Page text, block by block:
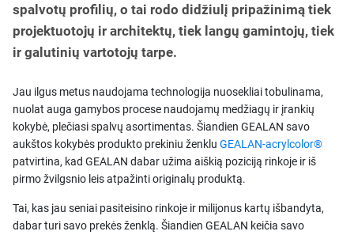
spalvotų profilių, o tai rodo didžiulį pripažinimą tiek
projektuotojų ir architektų, tiek langų gamintojų, tiek
ir galutinių vartotojų tarpe.
Jau ilgus metus naudojama technologija nuosekliai tobulinama,
nuolat auga gamybos procese naudojamų medžiagų ir įrankių
kokybė, plečiasi spalvų asortimentas. Šiandien GEALAN savo
aukštos kokybės produkto prekiniu ženklu GEALAN-acrylcolor®
patvirtina, kad GEALAN dabar užima aiškią poziciją rinkoje ir iš
pirmo žvilgsnio leis atpažinti originalų produktą.
Tai, kas jau seniai pasiteisino rinkoje ir milijonus kartų išbandyta,
dabar turi savo prekės ženklą. Šiandien GEALAN keičia savo